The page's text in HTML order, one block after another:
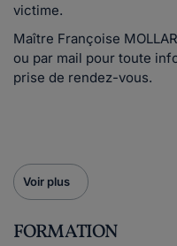
victime.
Maître Françoise
ou par mail pour toute
prise de rendez-vous.
Voir plus
FORMATION